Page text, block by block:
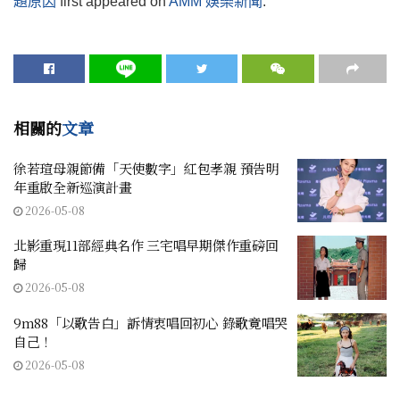
相關的文章
徐若瑄母親節備「天使數字」紅包孝親 預告明
年重啟全新巡演計畫
2026-05-08
北影重現11部經典名作 三宅唱早期傑作重磅回
歸
2026-05-08
9m88「以歌告白」訴情衷唱回初心 錄歌竟唱哭
自己！
2026-05-08